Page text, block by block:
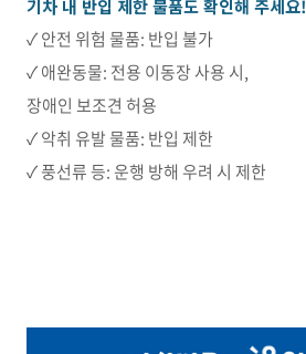
기차 내 반입 제한 물품도 확인해 주세요!
✓ 안전 위험 물품: 반입 불가
✓ 애완동물: 전용 이동장 사용 시,
장애인 보조견 허용
✓ 악취 유발 물품: 반입 제한
✓ 풍선류 등: 운행 방해 우려 시 제한